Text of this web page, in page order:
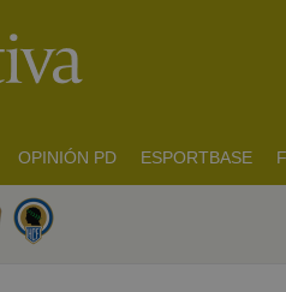
OPINIÓN PD ESPORTBASE